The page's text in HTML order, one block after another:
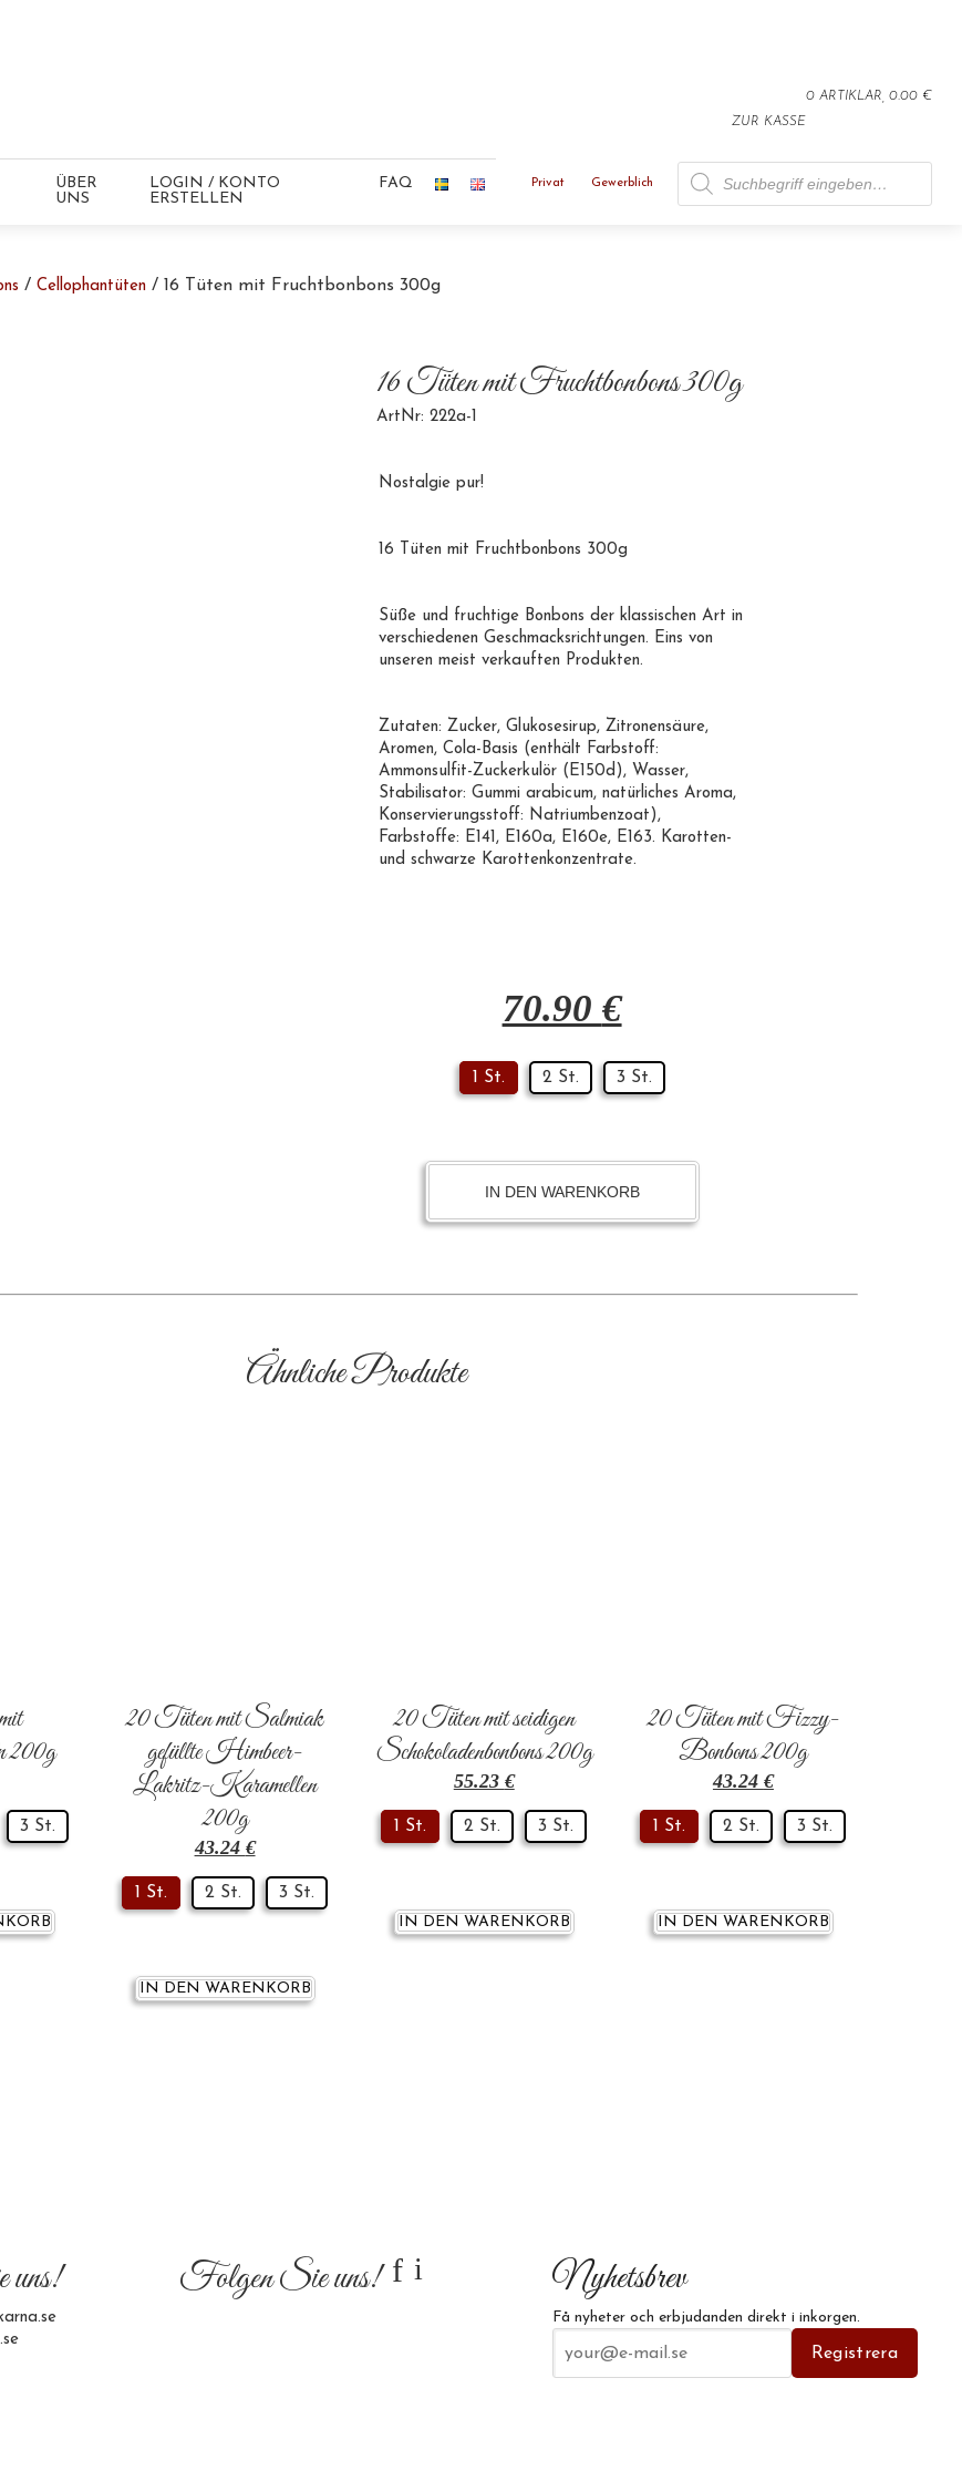
0 ARTIKLAR, 0.00 €
ZUR KASSE
ÜBER
UNS
LOGIN / KONTO
ERSTELLEN
FAQ Privat Gewerblich
Products search
/ Cellophantüten / 16 Tüten mit Fruchtbonbons 300g
16 Tüten mit Fruchtbonbons 300g
ArtNr: 222a-1
Nostalgie pur!
16 Tüten mit Fruchtbonbons 300g
Süße und fruchtige Bonbons der klassischen Art in
verschiedenen Geschmacksrichtungen. Eins von
unseren meist verkauften Produkten.
Zutaten: Zucker, Glukosesirup, Zitronensäure,
Aromen, Cola-Basis (enthält Farbstoff:
Ammonsulfit-Zuckerkulör (E150d), Wasser,
Stabilisator: Gummi arabicum, natürliches Aroma,
Konservierungsstoff: Natriumbenzoat),
Farbstoffe: E141, E160a, E160e, E163. Karotten-
und schwarze Karottenkonzentrate.
70.90 €
1 St. 2 St. 3 St.
IN DEN WARENKORB
Ähnliche Produkte
200g
3 St.
20 Tüten mit Salmiak
gefüllte Himbeer-
Lakritz-Karamellen
200g
43.24 €
1 St. 2 St. 3 St.
IN DEN WARENKORB
20 Tüten mit seidigen
Schokoladenbonbons 200g
55.23 €
1 St. 2 St. 3 St.
IN DEN WARENKORB
20 Tüten mit Fizzy-
Bonbons 200g
43.24 €
1 St. 2 St. 3 St.
IN DEN WARENKORB
uns! Folgen Sie uns! f i Nyhetsbrev
Få nyheter och erbjudanden direkt i inkorgen.
Registrera